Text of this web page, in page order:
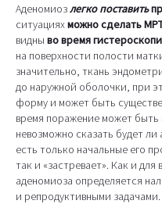
Аденомиозлегко поставить
ситуацияхможно сделать
видны во время
на поверхности полости
значительно, ткань
до наружной оболочки, при
форму и может быть
время поражение может
невозможно сказать будет
есть только начальные его
так и «застревает». Как и
аденомиоза определяется
и репродуктивными задачами.